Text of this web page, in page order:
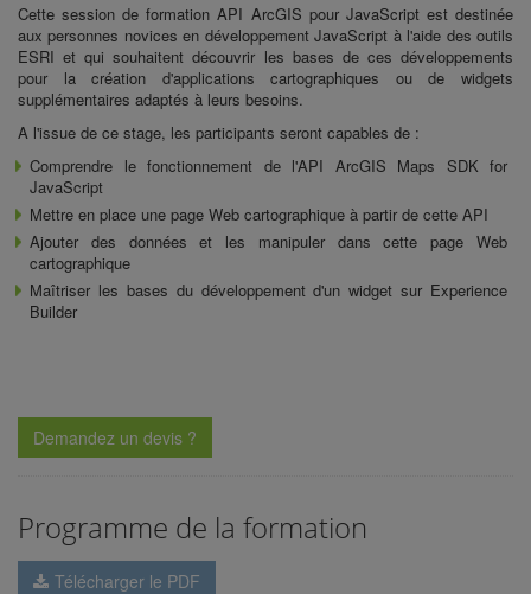
Cette session deformation API ArcGIS pour JavaScriptest destinée
aux personnes novices en développement JavaScript à l'aide des outils
ESRI et qui souhaitent découvrir les bases de ces développements
pour la création d'applications cartographiques ou de widgets
supplémentaires adaptés à leurs besoins.
A l'issue de ce stage, les participants seront capables de :
Comprendre le fonctionnement de l'API ArcGIS Maps SDK for
JavaScript
Mettre en place une page Web cartographique à partir de cette API
Ajouter des données et les manipuler dans cette page Web
cartographique
Maîtriser les bases du développement d'un widget sur Experience
Builder
Demandez un devis ?
Programme de la formation
Télécharger le PDF